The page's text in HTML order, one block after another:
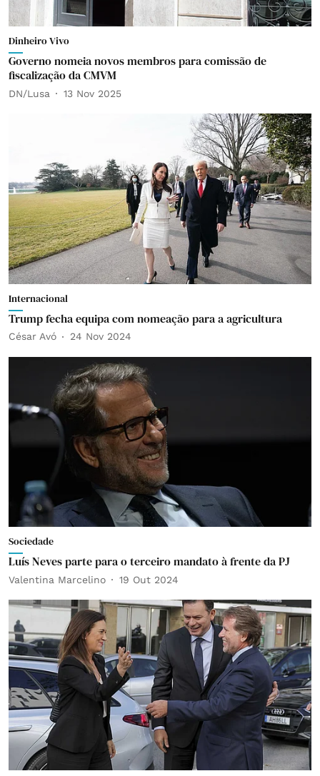
Dinheiro Vivo
Governo nomeia novos membros para comissão de
fiscalização da CMVM
DN/Lusa 13 Nov 2025
Internacional
Trump fecha equipa com nomeação para a agricultura
César Avó 24 Nov 2024
Sociedade
Luís Neves parte para o terceiro mandato à frente da PJ
Valentina Marcelino 19 Out 2024